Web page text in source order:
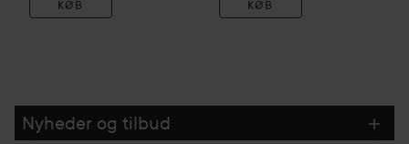
KØB KØB
Nyheder og tilbud